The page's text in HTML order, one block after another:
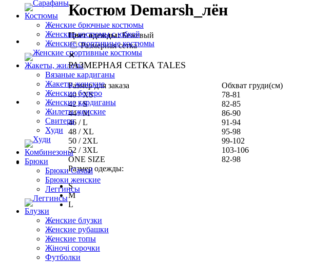
Костюмы
Женские брючные костюмы
Женские костюмы с юбкой
Женские спортивные костюмы
Жакеты, жилеты
Вязаные кардиганы
Жакеты женские
Женские болеро
Женские кардиганы
Жилеты женские
Свитера
Худи
Комбинезоны
Брюки
Брюки Casual
Брюки женские
Леггинсы
Блузки
Женские блузки
Женские рубашки
Женские топы
Жіночі сорочки
Футболки
Костюм Demarsh_лён
Цвет одежды:Бежевый
Размерная сетка
✕
РАЗМЕРНАЯ СЕТКА TALES
Размер для заказа Обхват груди(см)
40 / XS
78-81
42 / S
82-85
44 / M
86-90
46 / L
91-94
48 / XL
95-98
50 / 2XL
99-102
52 / 3XL
103-106
ONE SIZE
82-98
Размер одежды:
S
M
L